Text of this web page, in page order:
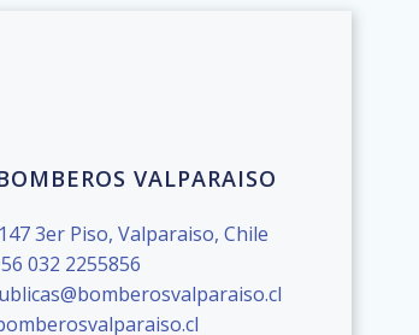
VALPARAISO
3er Piso, Valparaiso, Chile
032 2255856